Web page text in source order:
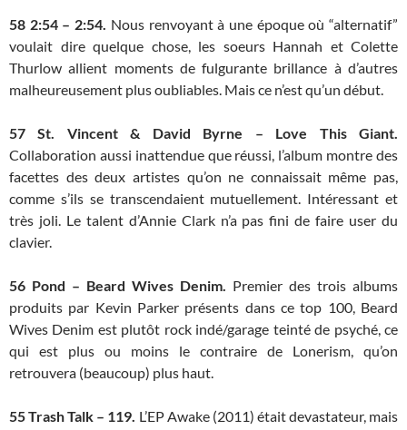
58 2:54 – 2:54. Nous renvoyant à une époque où “alternatif”
voulait dire quelque chose, les soeurs Hannah et Colette
Thurlow allient moments de fulgurante brillance à d’autres
malheureusement plus oubliables. Mais ce n’est qu’un début.
57St. Vincent & David Byrne – Love This Giant.
Collaboration aussi inattendue que réussi, l’album montre des
facettes des deux artistes qu’on ne connaissait même pas,
comme s’ils se transcendaient mutuellement. Intéressant et
très joli. Le talent d’Annie Clark n’a pas fini de faire user du
clavier.
56 Pond – Beard Wives Denim. Premier des trois albums
produits par Kevin Parker présents dans ce top 100, Beard
Wives Denim est plutôt rock indé/garage teinté de psyché, ce
qui est plus ou moins le contraire de Lonerism, qu’on
retrouvera (beaucoup) plus haut.
55Trash Talk – 119. L’EP Awake (2011) était devastateur, mais